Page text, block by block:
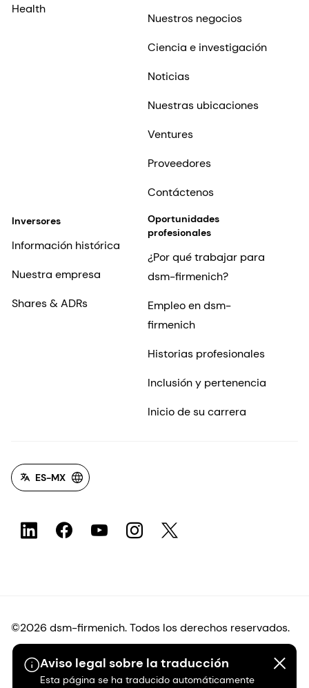
Aviso legal sobre la traducción
Esta página se ha traducido automáticamente
Health
Nuestros negocios
Ciencia e investigación
Noticias
Nuestras ubicaciones
Ventures
Proveedores
Contáctenos
Inversores
Información histórica
Nuestra empresa
Shares & ADRs
Oportunidades
profesionales
¿Por qué trabajar para
dsm-firmenich?
Empleo en dsm-
firmenich
Historias profesionales
Inclusión y pertenencia
Inicio de su carrera
ES-MX
©2026 dsm-firmenich. Todos los derechos reservados.
Protección de datos